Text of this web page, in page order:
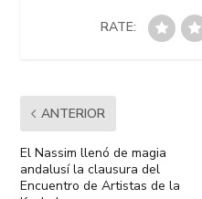
RATE:
ANTERIOR
El Nassim llenó de magia
andalusí la clausura del
Encuentro de Artistas de la